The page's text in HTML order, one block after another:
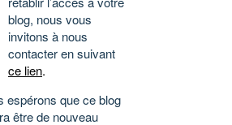
blog, nous vous
invitons à nous
contacter en suivant
ce lien.
espérons que ce blog
être de nouveau